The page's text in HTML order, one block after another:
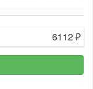
6112₽